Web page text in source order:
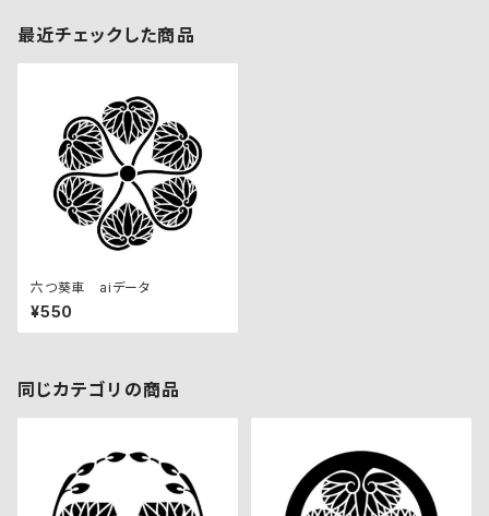
最近チェックした商品
六つ葵車 aiデータ
¥550
同じカテゴリの商品